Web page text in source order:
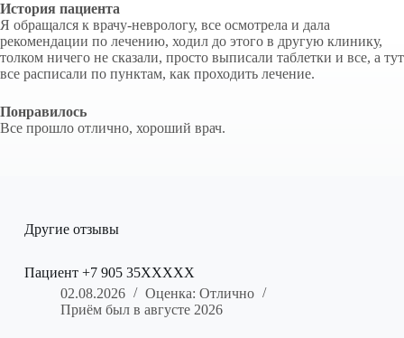
История пациента
Я обращался к врачу-неврологу, все осмотрела и дала
рекомендации по лечению, ходил до этого в другую клинику,
толком ничего не сказали, просто выписали таблетки и все, а тут
все расписали по пунктам, как проходить лечение.
Понравилось
Все прошло отлично, хороший врач.
Другие отзывы
Пациент +7 905 35XXXXX
02.08.2026
Оценка: Отлично
Приём был в августе 2026